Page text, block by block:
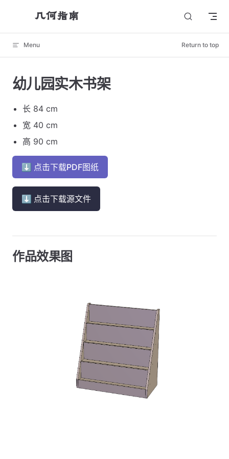
Skip to content
几何指南
Menu Return to top
幼儿园实木书架
长 84 cm
宽 40 cm
高 90 cm
⬇ 点击下载PDF图纸
⬇ 点击下载源文件
作品效果图